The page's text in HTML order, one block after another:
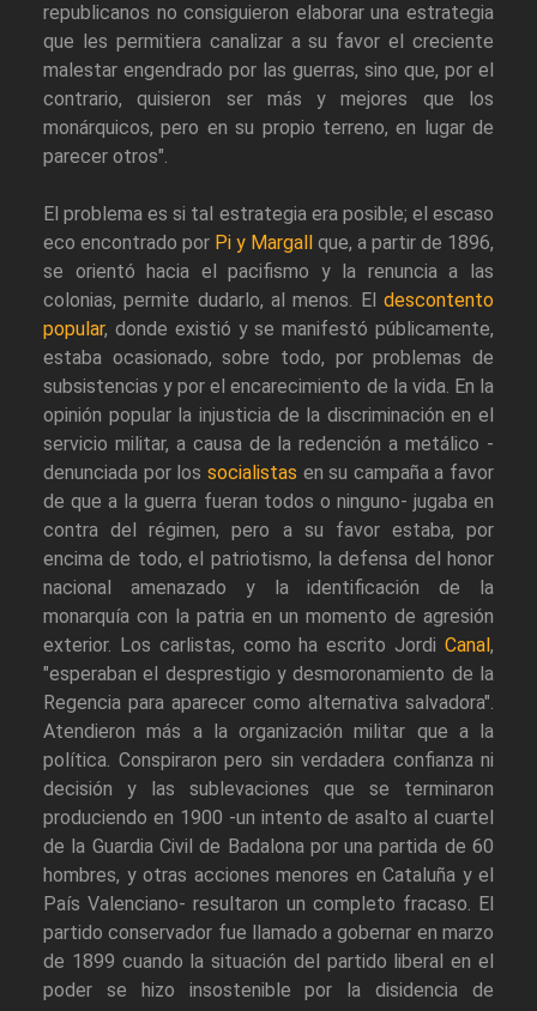
republicanos no consiguieron elaborar una estrategia
que les permitiera canalizar a su favor el creciente
malestar engendrado por las guerras, sino que, por el
contrario, quisieron ser más y mejores que los
monárquicos, pero en su propio terreno, en lugar de
parecer otros".
El problema es si tal estrategia era posible; el escaso
eco encontrado por Pi y Margall
que, a partir de 1896,
se orientó hacia el pacifismo y la renuncia a las
colonias, permite dudarlo, al menos. El descontento
popular, donde existió y se manifestó públicamente,
estaba ocasionado, sobre todo, por problemas de
subsistencias y por el encarecimiento de la vida. En la
opinión popular la injusticia de la discriminación en el
servicio militar, a causa de la redención a metálico -
denunciada por los socialistas en su campaña a favor
de que a la guerra fueran todos o ninguno- jugaba en
contra del régimen, pero a su favor estaba, por
encima de todo, el patriotismo, la defensa del honor
nacional amenazado y la identificación de la
monarquía con la patria en un momento de agresión
exterior. Los carlistas, como ha escrito Jordi Canal ,
"esperaban el desprestigio y desmoronamiento de la
Regencia para aparecer como alternativa salvadora".
Atendieron más a la organización militar que a la
política. Conspiraron pero sin verdadera confianza ni
decisión y las sublevaciones que se terminaron
produciendo en 1900 -un intento de asalto al cuartel
de la Guardia Civil de Badalona por una partida de 60
hombres, y otras acciones menores en Cataluña y el
País Valenciano- resultaron un completo fracaso. El
partido conservador fue llamado a gobernar en marzo
de 1899 cuando la situación del partido liberal en el
poder se hizo insostenible por la disidencia de